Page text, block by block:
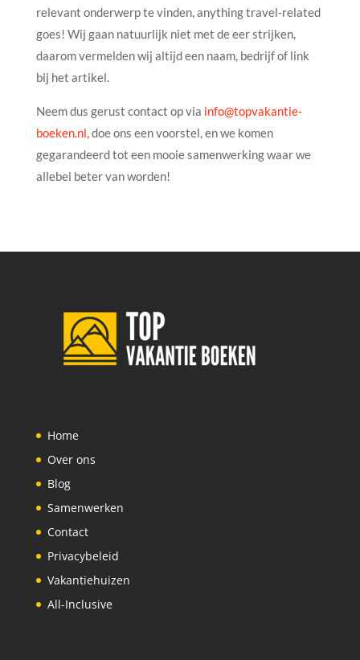
relevant onderwerp te vinden, anything travel-related
goes! Wij gaan natuurlijk niet met de eer strijken,
daarom vermelden wij altijd een naam, bedrijf of link
bij het artikel.
Neem dus gerust contact op via info@topvakantie-
boeken.nl,doe ons een voorstel, en we komen
gegarandeerd tot een mooie samenwerking waar we
allebei beter van worden!
Home
Over ons
Blog
Samenwerken
Contact
Privacybeleid
Vakantiehuizen
All-Inclusive